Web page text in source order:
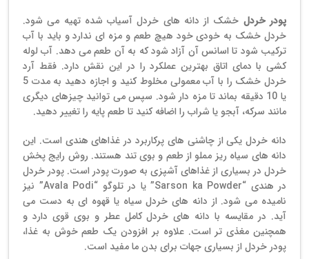
پودر خردل خشک از دانه های خردل آسیاب شده تهیه می شود.
خردل خشک به خودی خود هیچ طعم و مزه ای ندارد و باید با آب
ترکیب شود تا اسانس آن آزاد شود که به آن طعم می دهد. آب لوله
کشی با دمای اتاق بهترین عملکرد را در این نقش دارد. فقط آرد
خردل خشک را با آب معمولی مخلوط کنید و اجازه دهید به مدت 5
یا 10 دقیقه بماند تا مزه دار شود. سپس می توانید چیزهای دیگری
مانند سرکه، آبجو یا شراب را اضافه کنید تا طعم پایه را تغییر دهید.
دانه خردل یکی از چاشنی های پرکاربرد در غذاهای هندی است. این
دانه های سیاه ریز مملو از طعم و بوی تند هستند. روش رایج پخش
خردل در بسیاری از غذاهای آشپزی به صورت پودر است. پودر خردل
در هندی “Sarson ka Powder” یا در تلوگو “Avala Podi” نیز
نامیده می شود. از دانه های خردل سیاه یا قهوه ای به دست می
آید. در مقایسه با دانه های خردل کامل عطر و بوی قوی دارد و
همچنین مغذی تر است. علاوه بر افزودن یک طعم خوش به غذا،
پودر خردل از بسیاری جهات برای بدن ما مفید است.